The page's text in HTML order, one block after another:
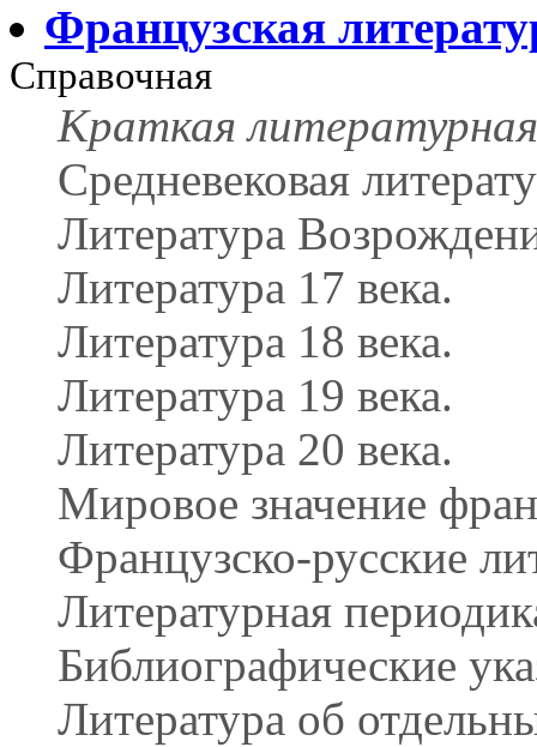
Французская
Справочная
Краткая
Средневековая
Литература
Литература 17 века.
Литература 18 века.
Литература 19 века.
Литература 20 века.
Мировое значение
Французско-русские
Литературная
Библиографические
Литература об